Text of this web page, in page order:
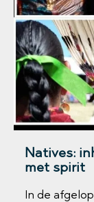
Natives:
met spirit
In de